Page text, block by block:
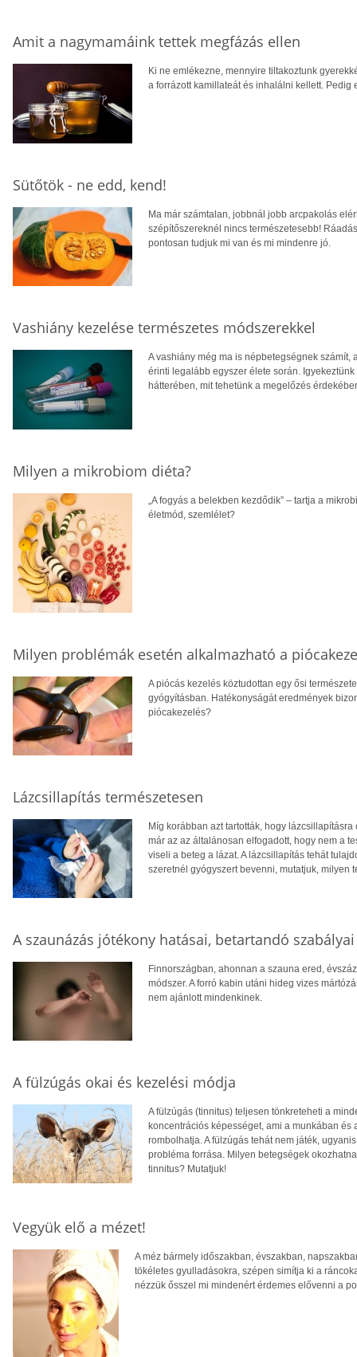
Amit a nagymamáink tettek megfázás ellen
Ki ne emlékezne, mennyire tiltakoztunk
a forrázott kamillateát és inhalálni kellett.
Sütőtök - ne edd, kend!
Ma már számtalan, jobbnál jobb arcpakolás
szépítőszereknél nincs természetesebb!
pontosan tudjuk mi van és mi mindenre jó.
Vashiány kezelése természetes módszerekkel
A vashiány még ma is népbetegségnek
érinti legalább egyszer élete során.
hátterében, mit tehetünk a megelőzés
Milyen a mikrobiom diéta?
„A fogyás a belekben kezdődik” – tartja a
életmód, szemlélet?
Milyen problémák esetén alkalmazható a
A piócás kezelés köztudottan egy ősi
gyógyításban. Hatékonyságát eredmények
piócakezelés?
Lázcsillapítás természetesen
Míg korábban azt tartották, hogy
már az az általánosan elfogadott, hogy nem a
viseli a beteg a lázat. A lázcsillapítás tehát
szeretnél gyógyszert bevenni, mutatjuk, milyen
A szaunázás jótékony hatásai, betartandó szabályai
Finnországban, ahonnan a szauna ered,
módszer. A forró kabin utáni hideg vizes
nem ajánlott mindenkinek.
A fülzúgás okai és kezelési módja
A fülzúgás (tinnitus) teljesen tönkreteheti a
koncentrációs képességet, ami a munkában
rombolhatja. A fülzúgás tehát nem játék,
probléma forrása. Milyen betegségek
tinnitus? Mutatjuk!
Vegyük elő a mézet!
A méz bármely időszakban, évszakban,
tökéletes gyulladásokra, szépen simítja ki a
nézzük ősszel mi mindenért érdemes elővenni a